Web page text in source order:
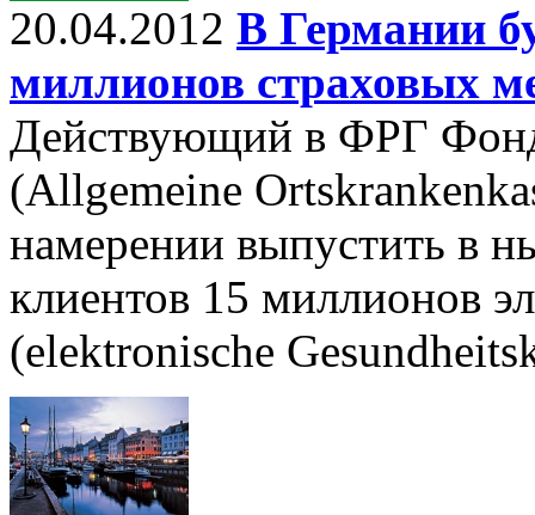
20.04.2012 В Германии
миллионов страховых
Действующий в ФРГ Фонд
(Allgemeine
намерении выпустить в
клиентов 15 миллионов
(elektronische